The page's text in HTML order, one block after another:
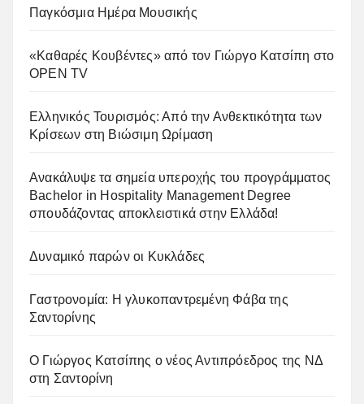
Παγκόσμια Ημέρα Μουσικής
«Καθαρές Κουβέντες» από τον Γιώργο Κατσίπη στο
OPEN TV
Ελληνικός Τουρισμός: Από την Ανθεκτικότητα των
Κρίσεων στη Βιώσιμη Ωρίμαση
Ανακάλυψε τα σημεία υπεροχής του προγράμματος
Bachelor in Hospitality Management Degree
σπουδάζοντας αποκλειστικά στην Ελλάδα!
Δυναμικό παρών οι Κυκλάδες
Γαστρονομία: Η γλυκοπαντρεμένη Φάβα της
Σαντορίνης
Ο Γιώργος Κατσίπης ο νέος Αντιπρόεδρος της ΝΔ
στη Σαντορίνη